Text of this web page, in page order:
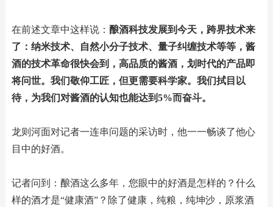
在前述文章中这样说： 酿酒科技发展到今天，跨界技术来
了：纳米技术、自然小分子技术、量子纠缠技术等等，酱
酒的技术革命很快会到，高品质的酱酒，划时代的产品即
将问世。我们敬仰工匠，但更需要科学家。我们拭目以
待，为我们对酱酒的认知也能达到5%而奋斗。
龙则河面对记者一连串问题的采访时，他一一畅谈了他心
目中的好酒。
记者问到：酿酒这么多年，您眼中的好酒是怎样的？什么
样的酒才是“健康酒”？除了健康，纯粮，纯坤沙，原浆酒